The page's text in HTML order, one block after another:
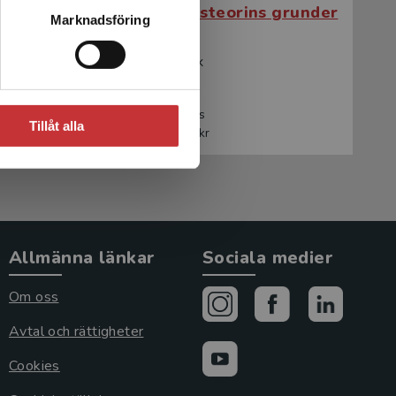
Marknadsföring
Tillåt alla
Redovisningsteorins grunder
Hartwig, Fredrik
inkl. moms
Exkl. moms: 229 kr
Allmänna länkar
Om oss
Avtal och rättigheter
Cookies
Sociala medier